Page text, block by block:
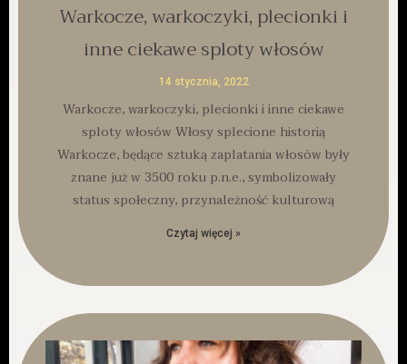
Warkocze, warkoczyki, plecionki i
inne ciekawe sploty włosów
14 stycznia, 2022
Warkocze, warkoczyki, plecionki i inne ciekawe
sploty włosów Włosy splecione historią
Warkocze, będące sztuką zaplatania włosów były
znane już w 3500 roku p.n.e., symbolizowały
status społeczny, przynależność kulturową
Czytaj więcej »